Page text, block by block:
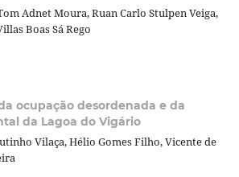
Adnet Moura, Ruan Carlo Stulpen Veiga,
Boas Sá Rego
ocupação desordenada e da
da Lagoa do Vigário
Vilaça, Hélio Gomes Filho, Vicente de